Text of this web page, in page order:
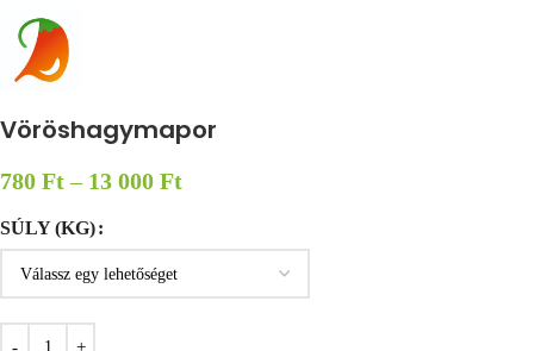
Vöröshagymapor
780 Ft – 13 000 Ft
SÚLY (KG)